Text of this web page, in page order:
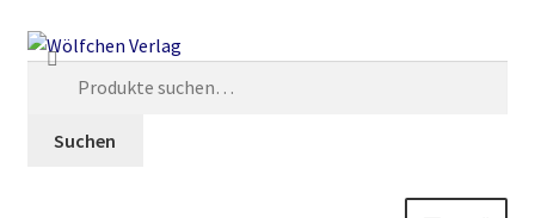
Zur
Navigation
Springe
zum
Suche
Suchen